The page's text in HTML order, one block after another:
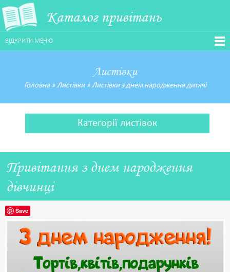
Каталог привітань
ВІДКРИТИ МЕНЮ
Листівки
Головна» Листівки» Листівки з днем народження дитячі
Категорії листівок
Привітання з днем народження
дівчинці
Save